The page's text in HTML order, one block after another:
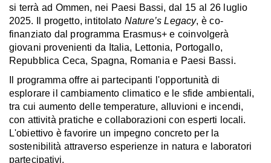
si terrà ad Ommen, nei Paesi Bassi, dal 15 al 26 luglio
2025. Il progetto, intitolatoNature’sLegacy, è co-
finanziato dal programma Erasmus+ e coinvolgerà
giovani provenienti da Italia, Lettonia, Portogallo,
Repubblica Ceca, Spagna, Romania e Paesi Bassi.
Il programma offre ai partecipanti l'opportunità di
esplorare il cambiamento climatico e le sfide ambientali,
tra cui aumento delle temperature, alluvioni e incendi,
con attività pratiche e collaborazioni con esperti locali.
L'obiettivo è favorire un impegno concreto per la
sostenibilità attraverso esperienze in natura e laboratori
partecipativi.